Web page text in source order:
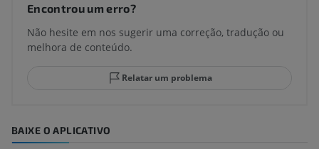
Encontrou um erro?
Não hesite em nos sugerir uma correção, tradução ou
melhora de conteúdo.
Relatar um problema
BAIXE O APLICATIVO